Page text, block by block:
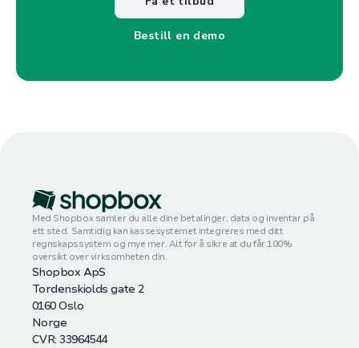
Bestill en demo
Med Shopbox samler du alle dine betalinger, data og inventar på
ett sted. Samtidig kan kassesystemet integreres med ditt
regnskapssystem og mye mer. Alt for å sikre at du får 100%
oversikt over virksomheten din.
Shopbox ApS
Tordenskiolds gate 2
0160 Oslo
Norge
CVR: 33964544